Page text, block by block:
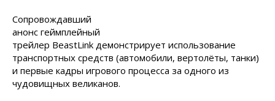
Сопровождавший
анонс геймплейный
трейлер BeastLink демонстрирует использование
транспортных средств (автомобили, вертолёты, танки)
и первые кадры игрового процесса за одного из
чудовищных великанов.